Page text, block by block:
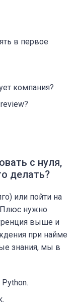
в первое
компания?
с нуля,
делать?
или пойти на
Плюс нужно
выше и
при найме
знания, мы в